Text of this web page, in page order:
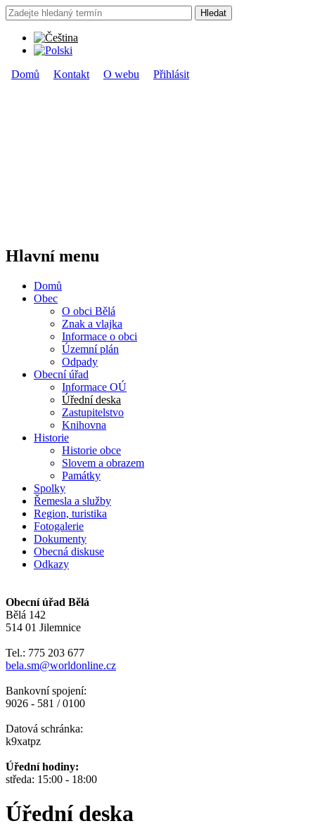
Přejít k hlavnímu obsahu
Vyhledávání
Hledat
Domů Kontakt O webu Přihlásit
Hlavní menu
Domů
Obec
O obci Bělá
Znak a vlajka
Informace o obci
Územní plán
Odpady
Obecní úřad
Informace OÚ
Úřední deska
Zastupitelstvo
Knihovna
Historie
Historie obce
Slovem a obrazem
Památky
Spolky
Řemesla a služby
Region, turistika
Fotogalerie
Dokumenty
Obecná diskuse
Odkazy
Obecní úřad Bělá
Bělá 142
514 01 Jilemnice
Tel.: 775 203 677
bela.sm@worldonline.cz
Bankovní spojení:
9026 - 581 / 0100
Datová schránka:
k9xatpz
Úřední hodiny:
středa: 15:00 - 18:00
Úřední deska